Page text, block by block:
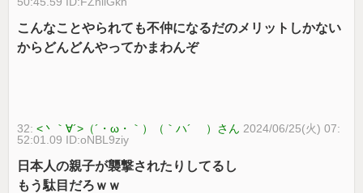
こんなことやられても不仲になるだのメリットしかない
からどんどんやってかまわんぞ
32:<丶｀∀´>（´・ω・｀）（｀ハ´ ）さん 2024/06/25(火) 07:
52:01.09 ID:oNBL9ziy
日本人の親子が襲撃されたりしてるし
もう駄目だろｗｗ